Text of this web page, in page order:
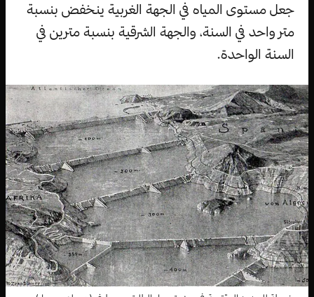
جعل مستوى المياه في الجهة الغربية ينخفض بنسبة
متر واحد في السنة، والجهة الشرقية بنسبة مترين في
السنة الواحدة.